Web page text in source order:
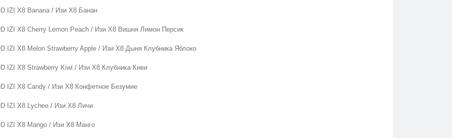
IZI X8 Banana / Изи Х8 Банан
IZI X8 Cherry Lemon Peach / Изи Х8 Вишня Лимон Персик
IZI X8 Melon Strawberry Apple / Изи Х8 Дыня Клубника Яблоко
IZI X8 Strawberry Kiwi / Изи Х8 Клубника Киви
IZI X8 Candy / Изи Х8 Конфетное Безумие
IZI X8 Lychee / Изи Х8 Личи
IZI X8 Mango / Изи Х8 Манго